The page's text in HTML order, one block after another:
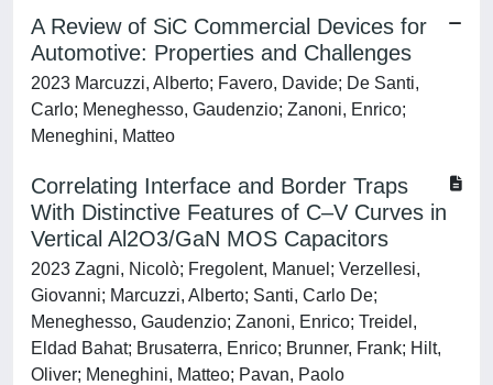
A Review of SiC Commercial Devices for
Automotive: Properties and Challenges
2023 Marcuzzi, Alberto; Favero, Davide; De Santi,
Carlo; Meneghesso, Gaudenzio; Zanoni, Enrico;
Meneghini, Matteo
Correlating Interface and Border Traps
With Distinctive Features of C–V Curves in
Vertical Al2O3/GaN MOS Capacitors
2023 Zagni, Nicolò; Fregolent, Manuel; Verzellesi,
Giovanni; Marcuzzi, Alberto; Santi, Carlo De;
Meneghesso, Gaudenzio; Zanoni, Enrico; Treidel,
Eldad Bahat; Brusaterra, Enrico; Brunner, Frank; Hilt,
Oliver; Meneghini, Matteo; Pavan, Paolo